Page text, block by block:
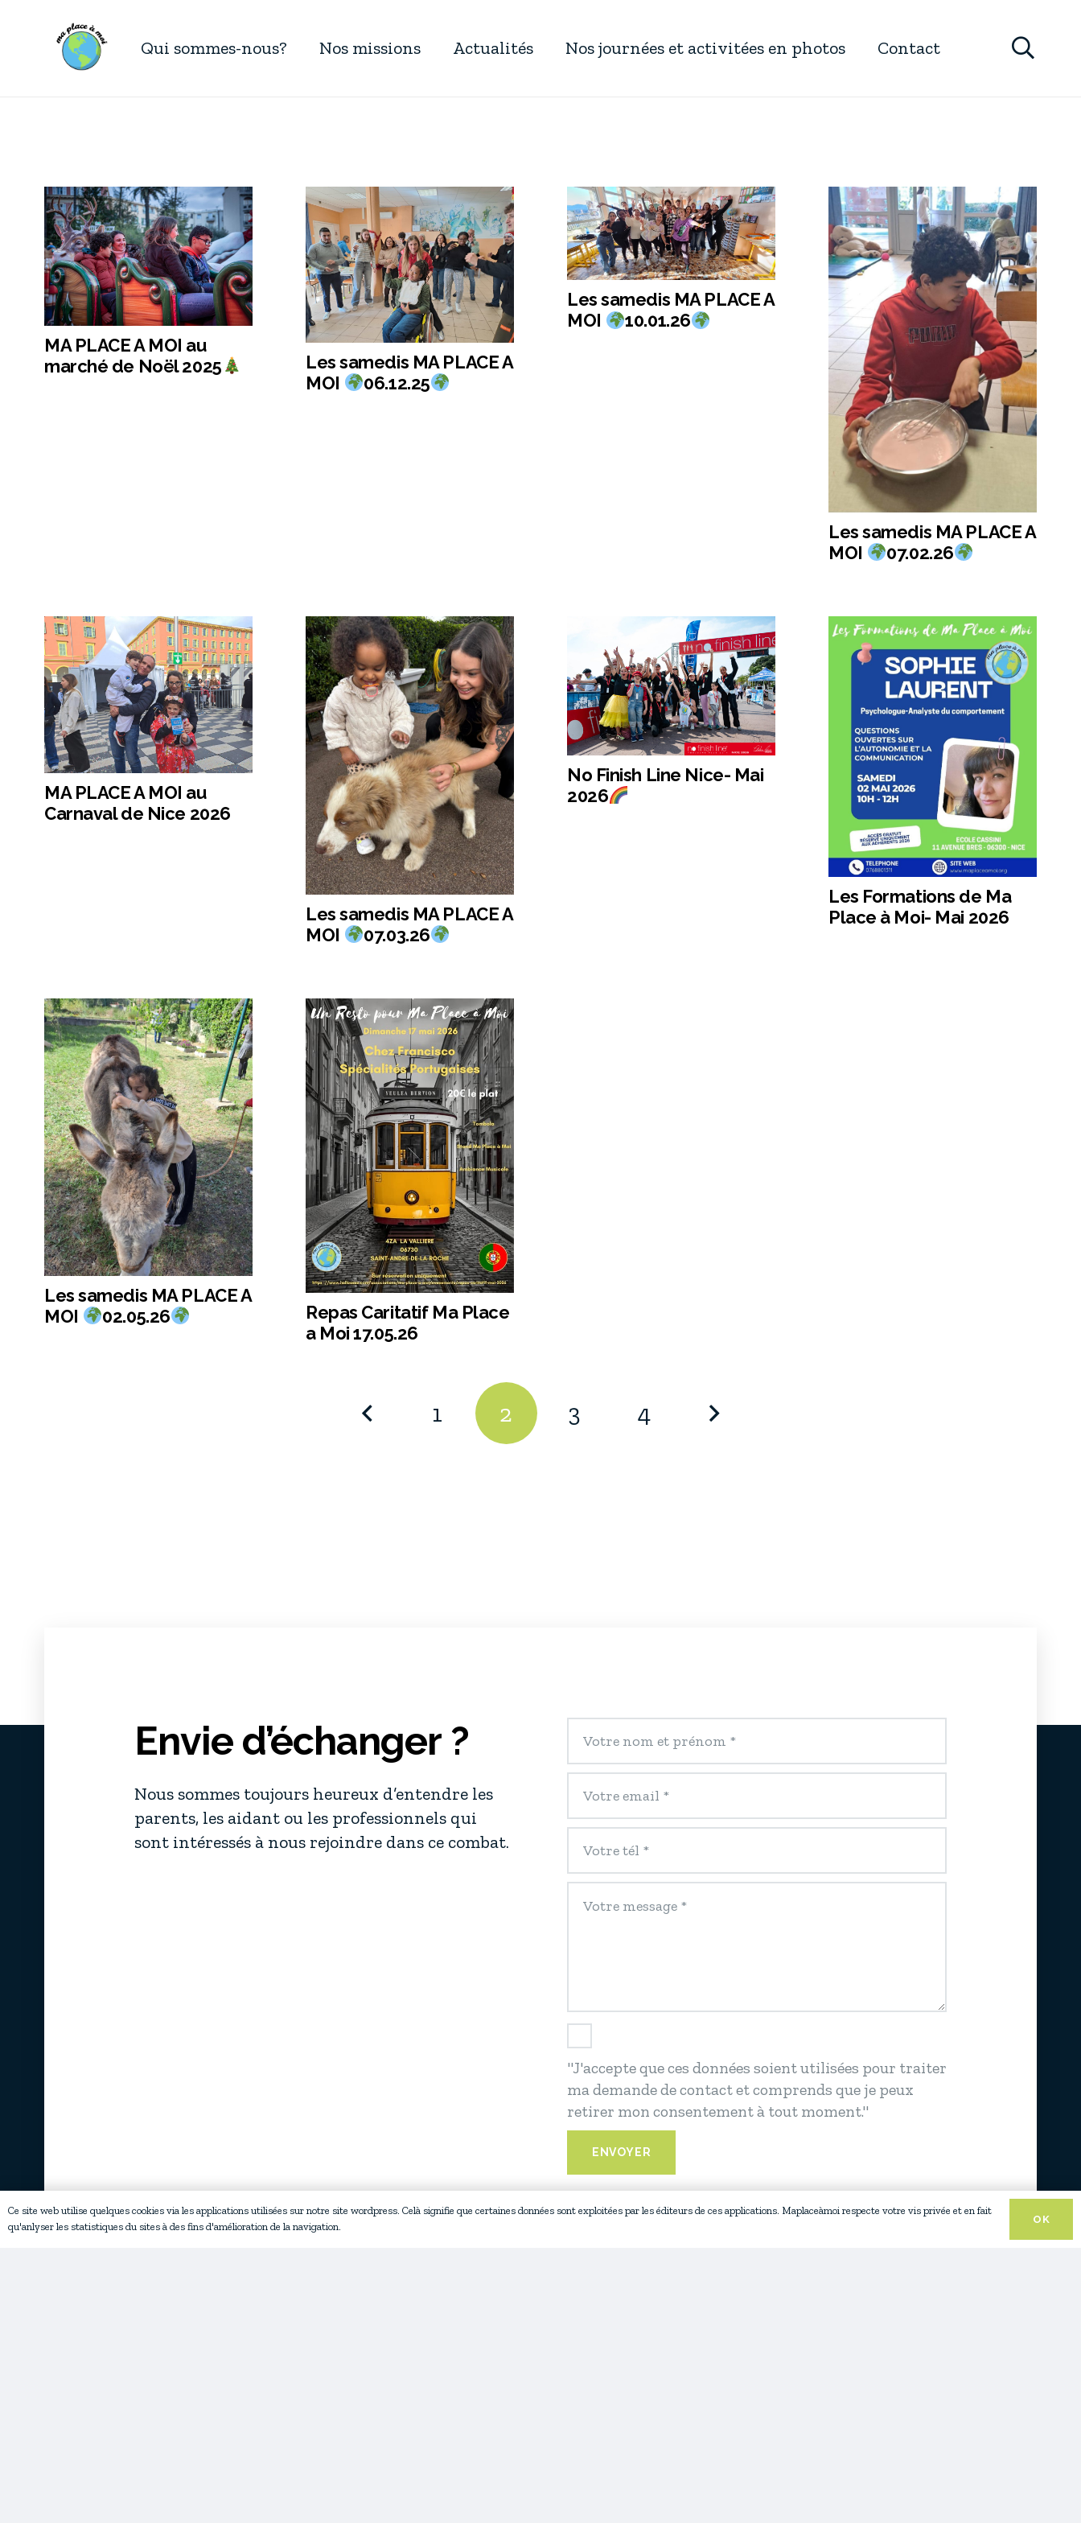
Qui sommes-nous? Nos missions Actualités Nos journées et activitées en photos Contact
MA PLACE A MOI au
marché de Noël 2025
Les samedis MA PLACE A
MOI
06.12.25
Les samedis MA PLACE A
MOI
10.01.26
Les samedis MA PLACE A
MOI
07.02.26
MA PLACE A MOI au
Carnaval de Nice 2026
Les samedis MA PLACE A
MOI
07.03.26
No Finish Line Nice- Mai
2026
Les Formations de Ma
Place à Moi- Mai 2026
Les samedis MA PLACE A
MOI
02.05.26
Repas Caritatif Ma Place
a Moi 17.05.26
1 2 3 4
Envie d’échanger ?
Nous sommes toujours heureux d’entendre les
parents, les aidant ou les professionnels qui
sont intéressés à nous rejoindre dans ce combat.
"J'accepte que ces données soient utilisées pour traiter
ma demande de contact et comprends que je peux
retirer mon consentement à tout moment."
ENVOYER
Ce site web utilise quelques cookies via les applications utilisées sur notre site wordpress. Celà signifie que certaines données sont exploitées par les éditeurs de ces applications. Maplaceàmoi respecte votre vis privée et en fait
qu'anlyser les statistiques du sites à des fins d'amélioration de la navigation.
OK